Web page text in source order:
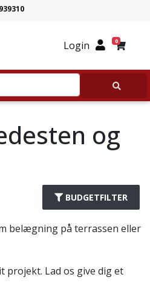
og
BUDGETFILTER
belægning på terrassen eller
projekt. Lad os give dig et
Login 0